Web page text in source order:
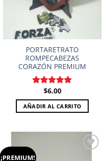
PORTARETRATO
ROMPECABEZAS
CORAZÓN PREMIUM
Valorado en
5.00de 5
$6.00
AÑADIR AL CARRITO
¡PREMIUM!